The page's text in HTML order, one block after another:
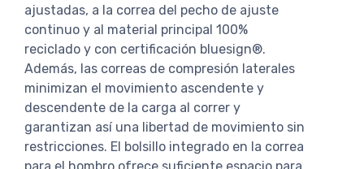
ajustadas, a la correa del pecho de ajuste
continuo y al material principal 100%
reciclado y con certificación bluesign®.
Además, las correas de compresión laterales
minimizan el movimiento ascendente y
descendente de la carga al correr y
garantizan así una libertad de movimiento sin
restricciones. El bolsillo integrado en la correa